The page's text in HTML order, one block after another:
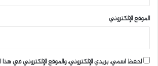
الموقع الإلكتروني
احفظ اسمي، بريدي الإلكتروني، والموقع الإلكتروني في